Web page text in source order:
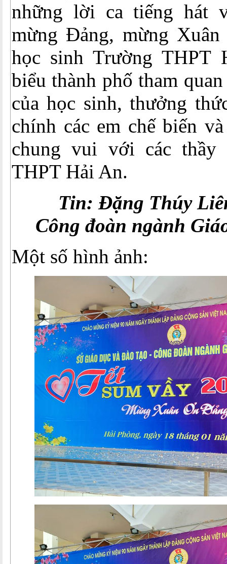
những lời ca tiếng hát
mừng Đảng, mừng Xuân
học sinh Trường THPT
biểu thành phố tham
của học sinh, thưởng
chính các em chế biến
chung vui với các thầy
THPT Hải An.
Tin: Đặng Thúy
Công đoàn ngành
Một số hình ảnh: